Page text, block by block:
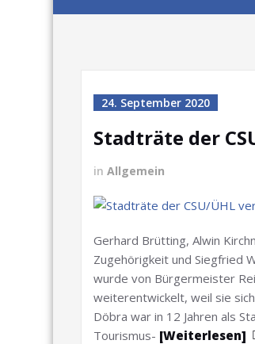
24. September 2020
Stadträte der
in Allgemein
Gerhard Brütting, Alwin
Zugehörigkeit und Siegfried
wurde von Bürgermeister
weiterentwickelt, weil sie
Döbra war in 12 Jahren als
Tourismus- [Weiterlesen]